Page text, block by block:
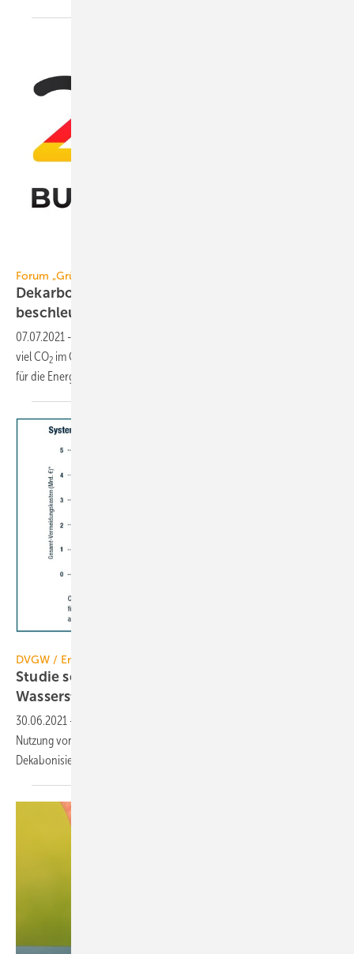
Forum „Grüne Wärme“ zur Bundestagswahl 2021:
Dekarbonisierung des Gebäudesektors
beschleunigen!
07.07.2021 -
viel CO2 im Gebäudesektor einsparen und macht dazu Empfehlungen
für die Energiepolitik.
DVGW / Energieträger
Studie soll zeigen: Wärmesektor benötigt
Wasserstoff
30.06.2021 -
Nutzung von Wasserstoff im Wärmesektor entscheidend zur
Dekabonisierung beitragen